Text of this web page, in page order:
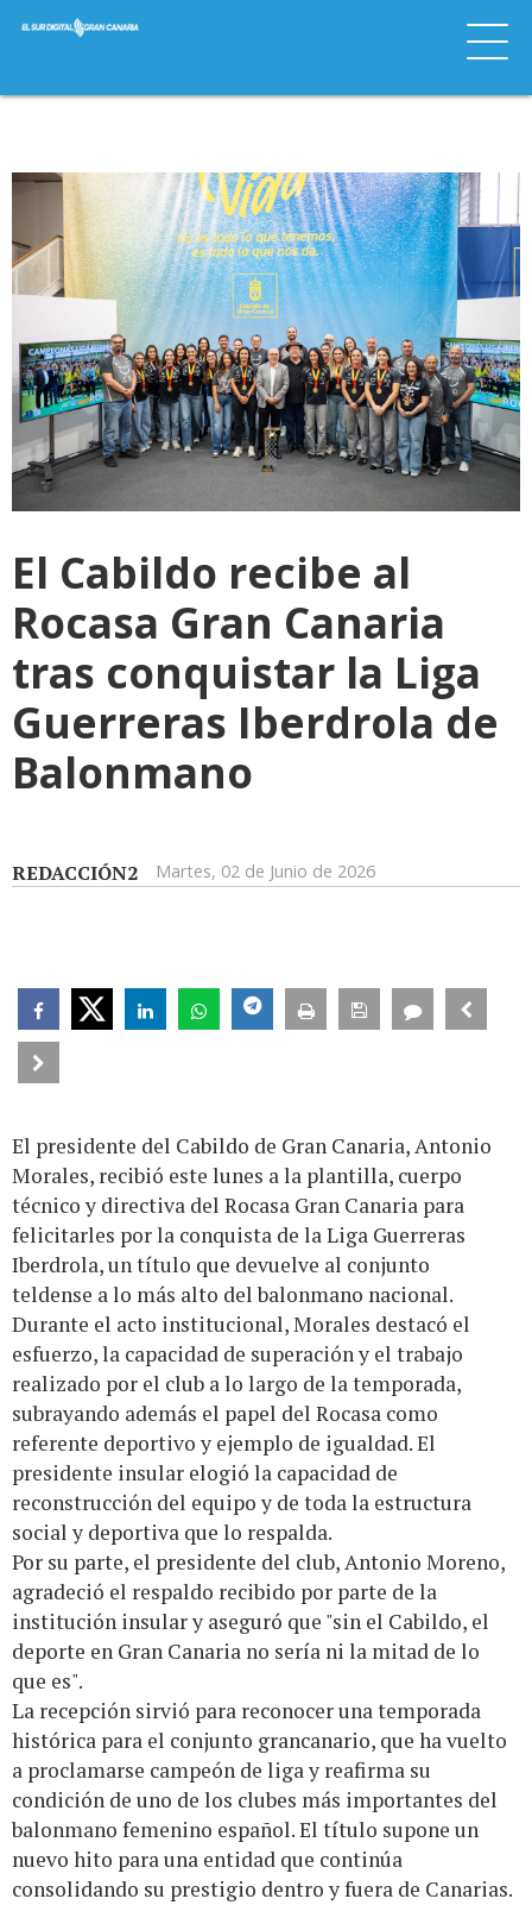
El Cabildo recibe al
Rocasa Gran Canaria
tras conquistar la Liga
Guerreras Iberdrola de
Balonmano
REDACCIÓN2 Martes, 02 de Junio de 2026
El presidente del Cabildo de Gran Canaria, Antonio
Morales, recibió este lunes a la plantilla, cuerpo
técnico y directiva del Rocasa Gran Canaria para
felicitarles por la conquista de la Liga Guerreras
Iberdrola, un título que devuelve al conjunto
teldense a lo más alto del balonmano nacional.
Durante el acto institucional, Morales destacó el
esfuerzo, la capacidad de superación y el trabajo
realizado por el club a lo largo de la temporada,
subrayando además el papel del Rocasa como
referente deportivo y ejemplo de igualdad. El
presidente insular elogió la capacidad de
reconstrucción del equipo y de toda la estructura
social y deportiva que lo respalda.
Por su parte, el presidente del club, Antonio Moreno,
agradeció el respaldo recibido por parte de la
institución insular y aseguró que "sin el Cabildo, el
deporte en Gran Canaria no sería ni la mitad de lo
que es".
La recepción sirvió para reconocer una temporada
histórica para el conjunto grancanario, que ha vuelto
a proclamarse campeón de liga y reafirma su
condición de uno de los clubes más importantes del
balonmano femenino español. El título supone un
nuevo hito para una entidad que continúa
consolidando su prestigio dentro y fuera de Canarias.